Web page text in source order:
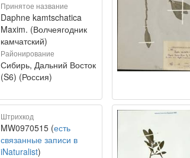
Принятое название
Daphne kamtschatica
Maxim. (Волчеягодник
камчатский)
Районирование
Сибирь, Дальний Восток
(S6) (Россия)
Штрихкод
MW0970515 (есть
связанные записи в
iNaturalist)